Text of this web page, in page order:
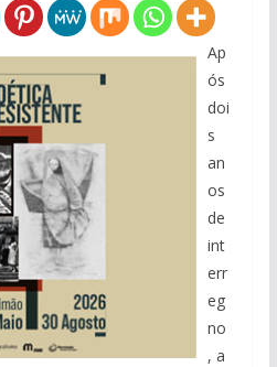
Ap
ós
doi
s
an
os
de
int
err
eg
no
, a